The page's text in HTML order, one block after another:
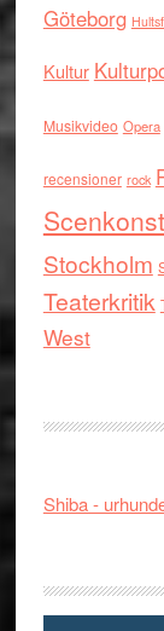
Göteborg
Kultur
Musikvideo Opera
recensioner rock
Scenkonst
Stockholm
Teaterkritik
West
Shiba -